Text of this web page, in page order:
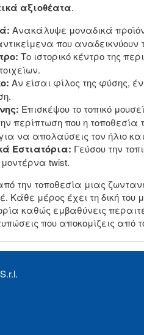
αξιοθέατα.
Ανακάλυψε μοναδικά
που αναδεικνύουν
Το ιστορικό κέντρο της
Αν είσαι φίλος της φύσης,
Επισκέψου το τοπικό
περίπτωση που η
να απολαύσεις τον ήλιο
Εστιατόρια: Γεύσου την
twist.
την τοποθεσία μιας
Κάθε μέρος έχει τη δική
καθώς εμβαθύνεις
που αποκομίζεις από
S.r.l.